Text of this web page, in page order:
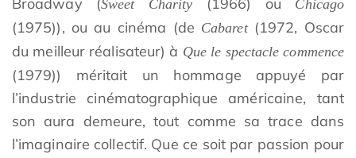
Sweet Charity Chicago
(1975)), ou au cinéma (de Cabaret(1972, Oscar
du meilleur réalisateur) à Que le spectacle commence
(1979)) méritait un hommage appuyé par
l’industrie cinématographique américaine, tant
son aura demeure, tout comme sa trace dans
l’imaginaire collectif. Que ce soit par passion pour